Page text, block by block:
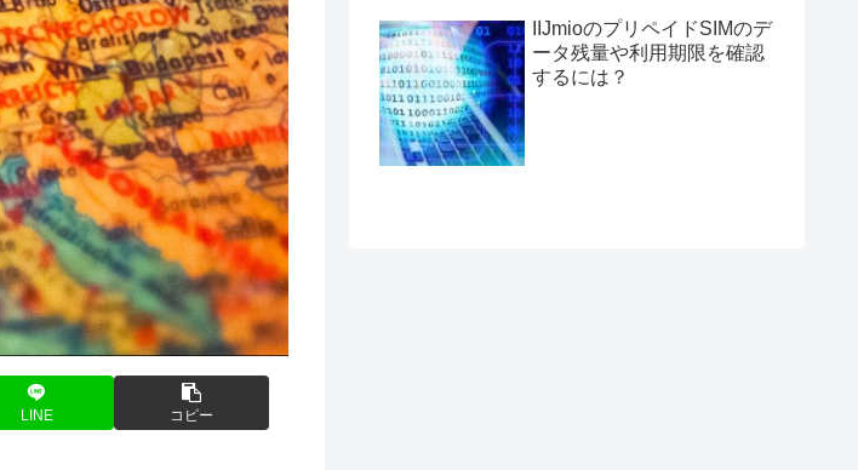
LINE コピー
IIJmioのプリペイドSIMのデ
ータ残量や利用期限を確認
するには？